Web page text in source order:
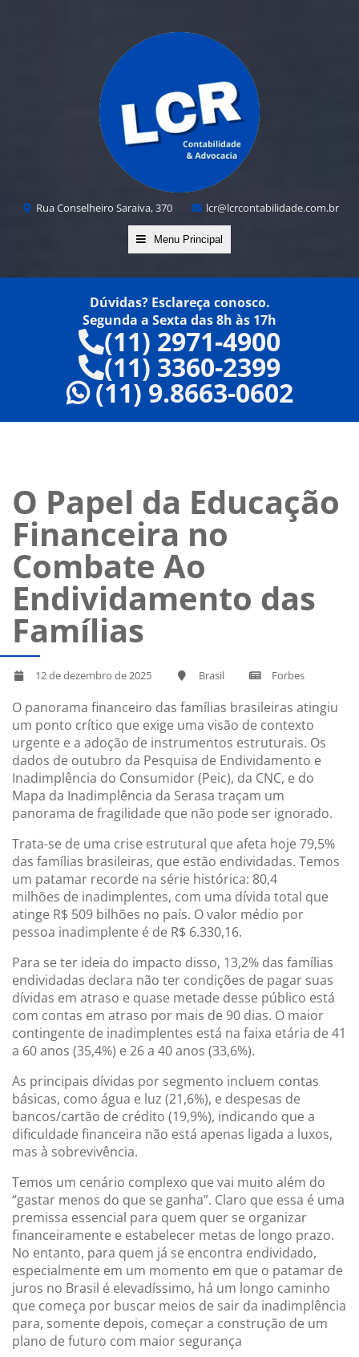
Rua Conselheiro Saraiva, 370 lcr@lcrcontabilidade.com.br
Menu Principal
Dúvidas? Esclareça conosco.
Segunda a Sexta das 8h às 17h
(11) 2971-4900
(11) 3360-2399
(11) 9.8663-0602
O Papel da Educação
Financeira no
Combate Ao
Endividamento das
Famílias
12 de dezembro de 2025 Brasil Forbes
O panorama financeiro das famílias brasileiras atingiu
um ponto crítico que exige uma visão de contexto
urgente e a adoção de instrumentos estruturais. Os
dados de outubro da Pesquisa de Endividamento e
Inadimplência do Consumidor (Peic), da CNC, e do
Mapa da Inadimplência da Serasa traçam um
panorama de fragilidade que não pode ser ignorado.
Trata-se de uma crise estrutural que afeta hoje 79,5%
das famílias brasileiras, que estão endividadas. Temos
um patamar recorde na série histórica: 80,4
milhões de inadimplentes, com uma dívida total que
atinge R$ 509 bilhões no país. O valor médio por
pessoa inadimplente é de R$ 6.330,16.
Para se ter ideia do impacto disso, 13,2% das famílias
endividadas declara não ter condições de pagar suas
dívidas em atraso e quase metade desse público está
com contas em atraso por mais de 90 dias. O maior
contingente de inadimplentes está na faixa etária de 41
a 60 anos (35,4%) e 26 a 40 anos (33,6%).
As principais dívidas por segmento incluem contas
básicas, como água e luz (21,6%), e despesas de
bancos/cartão de crédito (19,9%), indicando que a
dificuldade financeira não está apenas ligada a luxos,
mas à sobrevivência.
Temos um cenário complexo que vai muito além do
“gastar menos do que se ganha”. Claro que essa é uma
premissa essencial para quem quer se organizar
financeiramente e estabelecer metas de longo prazo.
No entanto, para quem já se encontra endividado,
especialmente em um momento em que o patamar de
juros no Brasil é elevadíssimo, há um longo caminho
que começa por buscar meios de sair da inadimplência
para, somente depois, começar a construção de um
plano de futuro com maior segurança